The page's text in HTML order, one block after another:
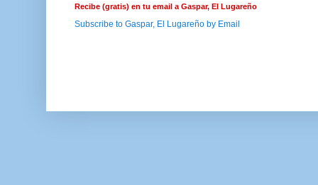
Recibe (gratis) en tu email a Gaspar, El Lugareño
Subscribe to Gaspar, El Lugareño by Email